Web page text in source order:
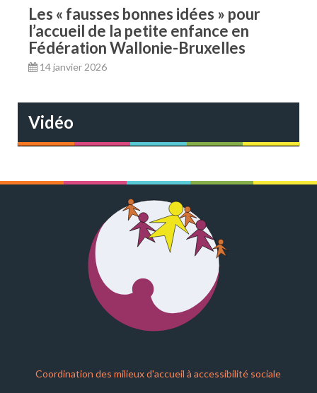
Les « fausses bonnes idées » pour
l’accueil de la petite enfance en
Fédération Wallonie-Bruxelles
14 janvier 2026
Vidéo
Coordination des milieux d'accueil à accessibilité sociale